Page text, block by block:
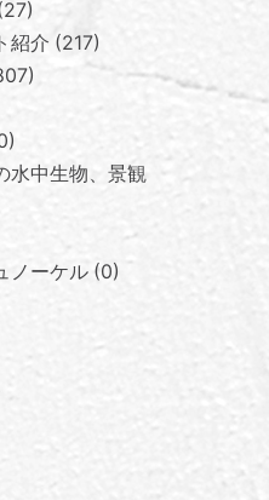
27
紹介
217
水中生物、景観
ノーケル 0